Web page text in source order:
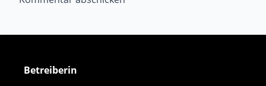
Betreiberin